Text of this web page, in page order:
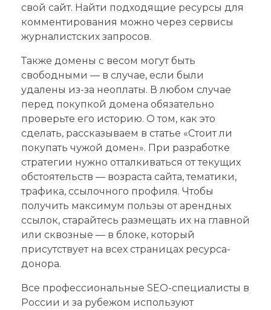
свой сайт. Найти подходящие ресурсы для
комментирования можно через сервисы
журналистских запросов.
Также домены с весом могут быть
свободными — в случае, если были
удалены из-за неоплаты. В любом случае
перед покупкой домена обязательно
проверьте его историю. О том, как это
сделать, рассказываем в статье «Стоит ли
покупать чужой домен». При разработке
стратегии нужно отталкиваться от текущих
обстоятельств — возраста сайта, тематики,
трафика, ссылочного профиля. Чтобы
получить максимум пользы от арендных
ссылок, старайтесь размещать их на главной
или сквозные — в блоке, который
присутствует на всех страницах ресурса-
донора.
Все профессиональные SEO-специалисты в
России и за рубежом используют